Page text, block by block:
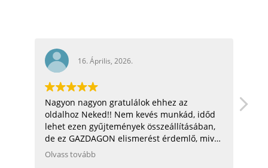
16. Április, 2026.
Nagyon nagyon gratulálok ehhez az
oldalhoz Neked!! Nem kevés munkád, időd
lehet ezen gyűjtemények összeállításában,
de ez GAZDAGON elismerést érdemlő, mivel
ezen adatok összegyűjtése, rendszerezése
Olvass tovább